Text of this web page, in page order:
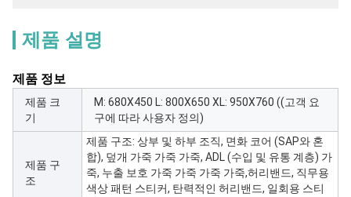
제품 설명
제품 정보
제품 크
기
M: 680X450 L: 800X650 XL: 950X760 ((고객 요
구에 따라 사용자 정의)
제품 구
조
제품 구조: 상부 및 하부 조직, 면화 코어 (SAP와 혼
합), 덮개 가죽 가죽 가죽, ADL (수입 및 유통 계층) 가
죽, 누출 보호 가죽 가죽 가죽 가죽,허리밴드, 직무용
색상 패턴 스티커, 탄력적인 허리밴드, 일회용 스티